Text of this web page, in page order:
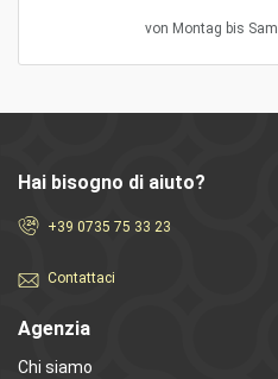
von Montag bis
Hai bisogno di aiuto?
+39 0735 75 33 23
Contattaci
Agenzia
Chi siamo